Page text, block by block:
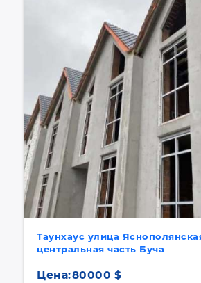
Таунхаус улица
центральная часть Буча
Цена:80000 $